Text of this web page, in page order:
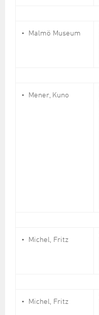
Malmö Museum
Mener, Kuno
Michel, Fritz
Michel, Fritz